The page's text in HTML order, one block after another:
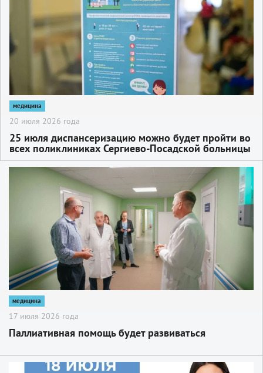
медицина
20 июля 2026 года
25 июля диспансеризацию можно будет пройти во
всех поликлиниках Сергиево-Посадской больницы
медицина
17 июля 2026 года
Паллиативная помощь будет развиваться